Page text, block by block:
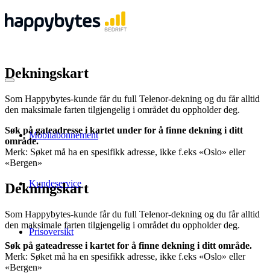
Mobilabonnement
Kundeservice
Prisoversikt
Dekningskart
Som Happybytes-kunde får du full Telenor-dekning og du får alltid
den maksimale farten tilgjengelig i området du oppholder deg.
Søk på gateadresse i kartet under for å finne dekning i ditt
område.
Merk: Søket må ha en spesifikk adresse, ikke f.eks «Oslo» eller
«Bergen»
Dekningskart
Som Happybytes-kunde får du full Telenor-dekning og du får alltid
den maksimale farten tilgjengelig i området du oppholder deg.
Søk på gateadresse i kartet for å finne dekning i ditt område.
Merk: Søket må ha en spesifikk adresse, ikke f.eks «Oslo» eller
«Bergen»